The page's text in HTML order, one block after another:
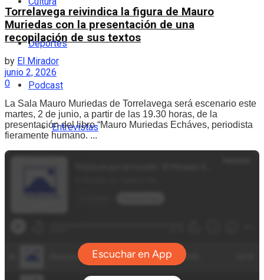
Deportes
Podcast
Entrevistas
Secciones
Torrelavega reivindica la figura de Mauro
Muriedas con la presentación de una
recopilación de sus textos
by El Mirador
junio 2, 2026
0
La Sala Mauro Muriedas de Torrelavega será escenario este
martes, 2 de junio, a partir de las 19.30 horas, de la
presentación del libro “Mauro Muriedas Echáves, periodista
fieramente humano. ...